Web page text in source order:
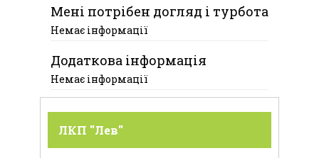
Мені потрібен догляд і турбота
Немає інформації
Додаткова інформація
Немає інформації
ЛКП "Лев"